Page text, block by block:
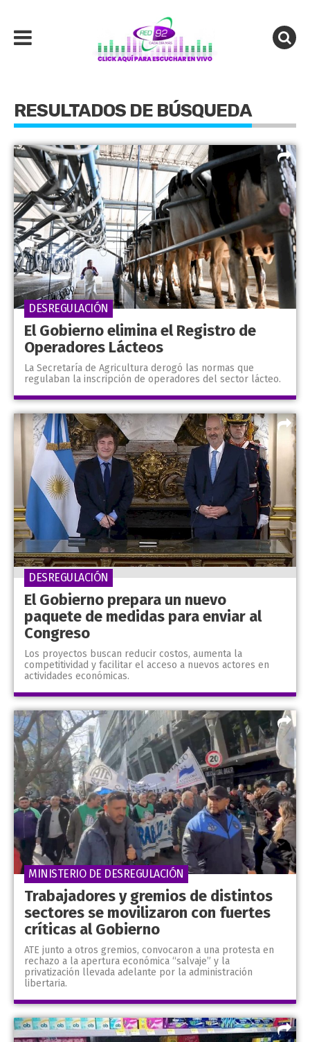
RESULTADOS DE BÚSQUEDA
El Gobierno elimina el Registro de
Operadores Lácteos
La Secretaría de Agricultura derogó las normas que
regulaban la inscripción de operadores del sector lácteo.
DESREGULACIÓN
El Gobierno prepara un nuevo
paquete de medidas para enviar al
Congreso
Los proyectos buscan reducir costos, aumenta la
competitividad y facilitar el acceso a nuevos actores en
actividades económicas.
DESREGULACIÓN
Trabajadores y gremios de distintos
sectores se movilizaron con fuertes
críticas al Gobierno
ATE junto a otros gremios, convocaron a una protesta en
rechazo a la apertura económica “salvaje” y la
privatización llevada adelante por la administración
libertaria.
MINISTERIO DE DESREGULACIÓN